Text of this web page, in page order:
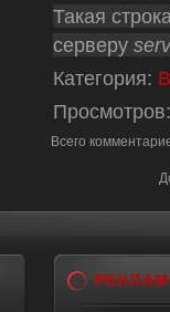
Такая
серверу
Категория:
Просмотров
Всего